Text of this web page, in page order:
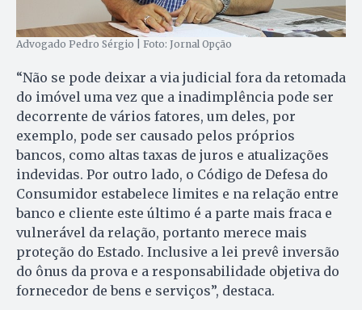
Advogado Pedro Sérgio | Foto: Jornal Opção
“Não se pode deixar a via judicial fora da retomada
do imóvel uma vez que a inadimplência pode ser
decorrente de vários fatores, um deles, por
exemplo, pode ser causado pelos próprios
bancos, como altas taxas de juros e atualizações
indevidas. Por outro lado, o Código de Defesa do
Consumidor estabelece limites e na relação entre
banco e cliente este último é a parte mais fraca e
vulnerável da relação, portanto merece mais
proteção do Estado. Inclusive a lei prevê inversão
do ônus da prova e a responsabilidade objetiva do
fornecedor de bens e serviços”, destaca.